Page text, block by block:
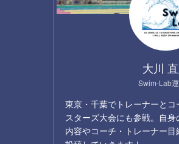
大川
Swim-Lab
東京・千葉でトレーナーと
スターズ大会にも参戦。自
内容やコーチ・トレーナー